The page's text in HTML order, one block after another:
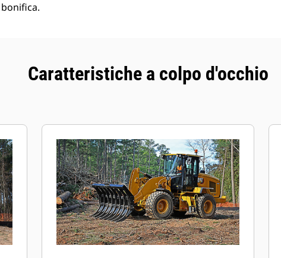
Caratteristiche a colpo d'occhio